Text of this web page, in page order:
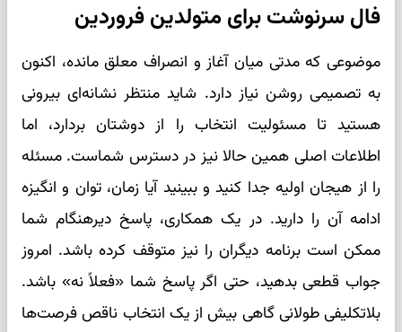
فال سرنوشت برای متولدین فروردین
موضوعی که مدتی میان آغاز و انصراف معلق مانده، اکنون
به تصمیمی روشن نیاز دارد. شاید منتظر نشانه‌ای بیرونی
هستید تا مسئولیت انتخاب را از دوشتان بردارد، اما
اطلاعات اصلی همین حالا نیز در دسترس شماست. مسئله
را از هیجان اولیه جدا کنید و ببینید آیا زمان، توان و انگیزه
ادامه آن را دارید. در یک همکاری، پاسخ دیرهنگام شما
ممکن است برنامه دیگران را نیز متوقف کرده باشد. امروز
جواب قطعی بدهید، حتی اگر پاسخ شما «فعلاً نه» باشد.
بلاتکلیفی طولانی گاهی بیش از یک انتخاب ناقص فرصت‌ها